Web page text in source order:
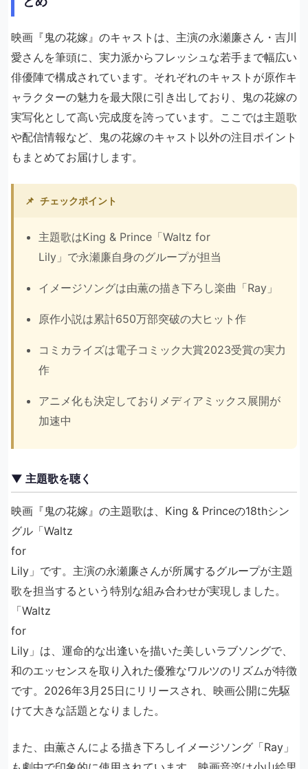
映画『鬼の花嫁』のキャストは、主演の永瀬廉さん・吉川
愛さんを筆頭に、実力派からフレッシュな若手まで幅広い
俳優陣で構成されています。それぞれのキャストが原作キ
ャラクターの魅力を最大限に引き出しており、鬼の花嫁の
実写化として高い完成度を誇っています。ここでは主題歌
や配信情報など、鬼の花嫁のキャスト以外の注目ポイント
もまとめてお届けします。
📌 チェックポイント
主題歌はKing & Prince「Waltz for
Lily」で永瀬廉自身のグループが担当
イメージソングは由薫の描き下ろし楽曲「Ray」
原作小説は累計650万部突破の大ヒット作
コミカライズは電子コミック大賞2023受賞の実力
作
アニメ化も決定しておりメディアミックス展開が
加速中
▼ 主題歌を聴く
映画『鬼の花嫁』の主題歌は、King & Princeの18thシン
グル「Waltz
for
Lily」です。主演の永瀬廉さんが所属するグループが主題
歌を担当するという特別な組み合わせが実現しました。
「Waltz
for
Lily」は、運命的な出逢いを描いた美しいラブソングで、
和のエッセンスを取り入れた優雅なワルツのリズムが特徴
です。2026年3月25日にリリースされ、映画公開に先駆
けて大きな話題となりました。
また、由薫さんによる描き下ろしイメージソング「Ray」